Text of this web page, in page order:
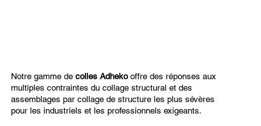
Notre gamme decolles Adhekooffre des réponses aux
multiples contraintes du collage structural et des
assemblages par collage de structure les plus sévères
pour les industriels et les professionnels exigeants.